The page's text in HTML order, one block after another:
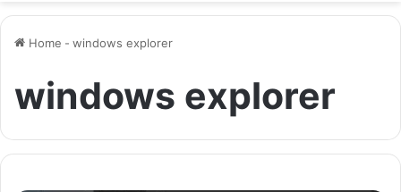
Home - windows explorer
windows explorer